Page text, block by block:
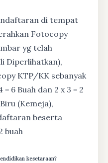
di tempat
Fotocopy
yg telah
Diperlihatkan),
KTP/KK sebanyak
6 Buah dan 2 x 3 = 2
(Kemeja),
beserta
buah
kesetaraan?